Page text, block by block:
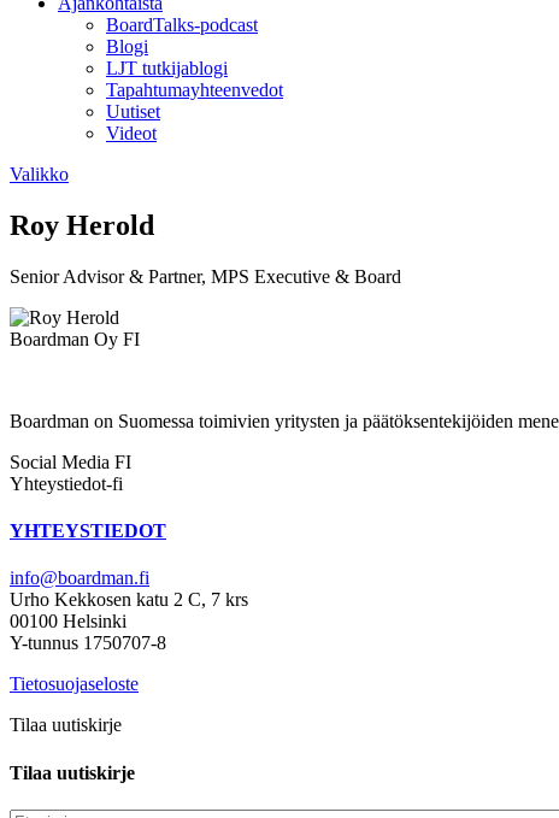
BoardTalks-podcast
Blogi
LJT tutkijablogi
Tapahtumayhteenvedot
Uutiset
Videot
Valikko
Roy Herold
Senior Advisor & Partner, MPS Executive & Board
Boardman Oy FI
Boardman on Suomessa toimivien yritysten ja päätöksentekijöiden
Social Media FI
Yhteystiedot-fi
YHTEYSTIEDOT
info@boardman.fi
Urho Kekkosen katu 2 C, 7 krs
00100 Helsinki
Y-tunnus 1750707-8
Tietosuojaseloste
Tilaa uutiskirje
Tilaa uutiskirje